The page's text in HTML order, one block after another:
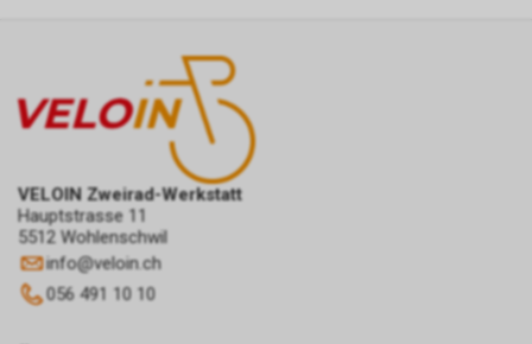
VELOIN Zweirad-Werkstatt
Hauptstrasse 11
5512 Wohlenschwil
info@veloin.ch
056 491 10 10